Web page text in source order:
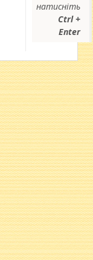
натисніть
Ctrl +
Enter